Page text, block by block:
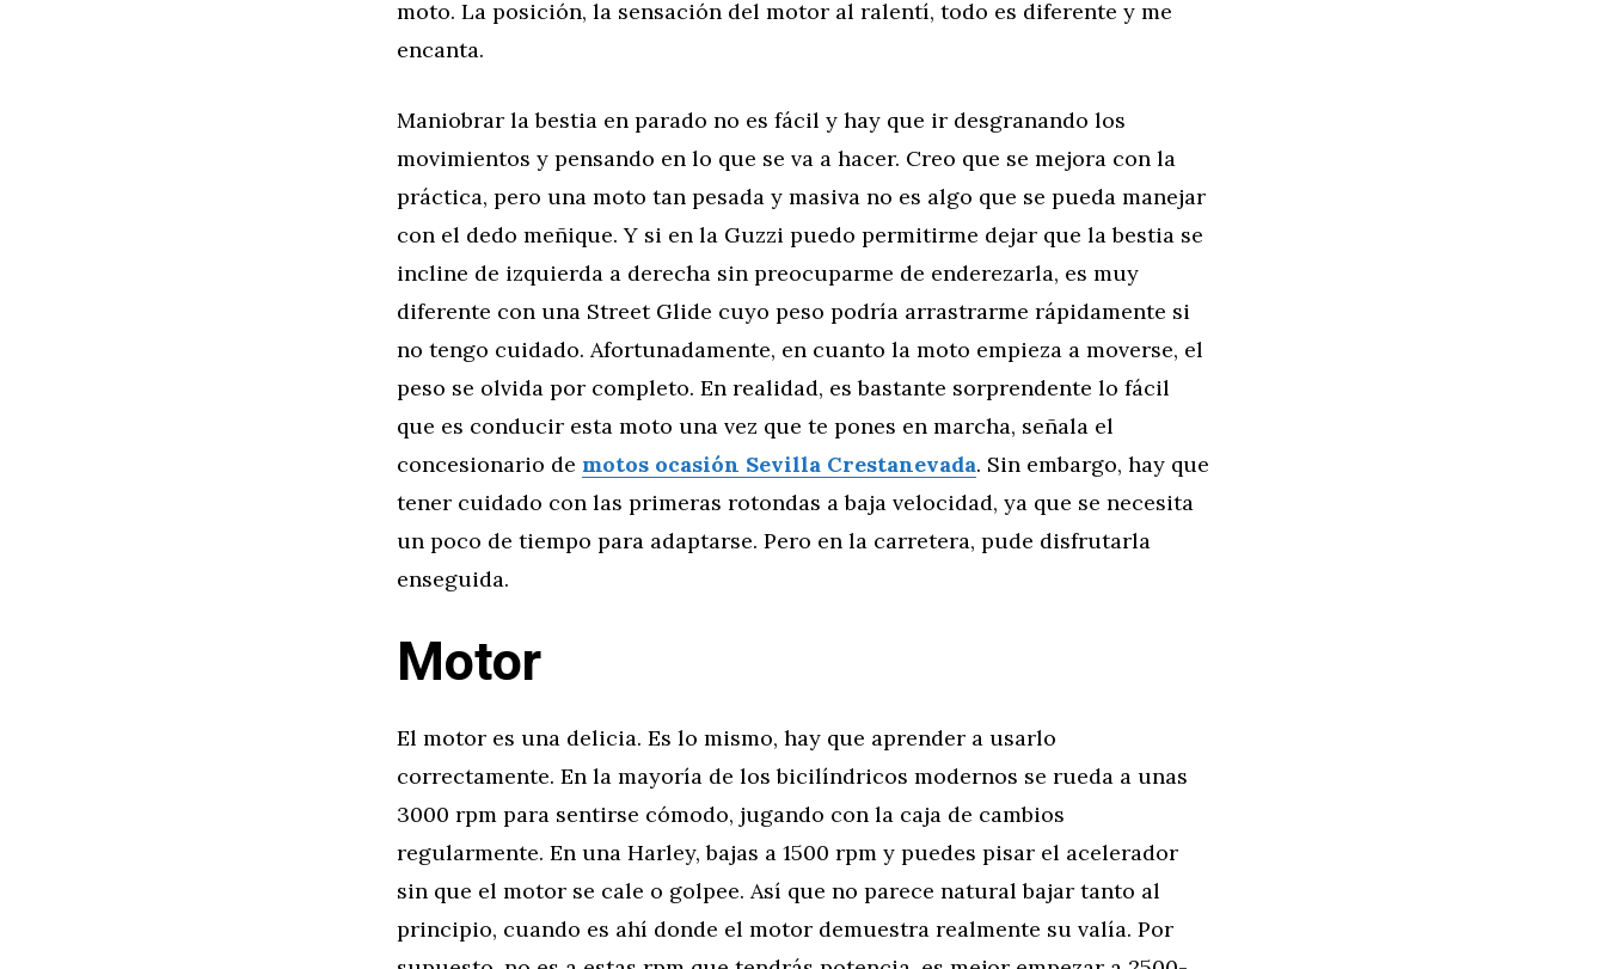
moto. La posición, la sensación del motor al ralentí, todo es diferente y me
encanta.
Maniobrar la bestia en parado no es fácil y hay que ir desgranando los
movimientos y pensando en lo que se va a hacer. Creo que se mejora con la
práctica, pero una moto tan pesada y masiva no es algo que se pueda manejar
con el dedo meñique. Y si en la Guzzi puedo permitirme dejar que la bestia se
incline de izquierda a derecha sin preocuparme de enderezarla, es muy
diferente con una Street Glide cuyo peso podría arrastrarme rápidamente si
no tengo cuidado. Afortunadamente, en cuanto la moto empieza a moverse, el
peso se olvida por completo. En realidad, es bastante sorprendente lo fácil
que es conducir esta moto una vez que te pones en marcha, señala el
concesionario de motos ocasión Sevilla Crestanevada. Sin embargo, hay que
tener cuidado con las primeras rotondas a baja velocidad, ya que se necesita
un poco de tiempo para adaptarse. Pero en la carretera, pude disfrutarla
enseguida.
Motor
El motor es una delicia. Es lo mismo, hay que aprender a usarlo
correctamente. En la mayoría de los bicilíndricos modernos se rueda a unas
3000 rpm para sentirse cómodo, jugando con la caja de cambios
regularmente. En una Harley, bajas a 1500 rpm y puedes pisar el acelerador
sin que el motor se cale o golpee. Así que no parece natural bajar tanto al
principio, cuando es ahí donde el motor demuestra realmente su valía. Por